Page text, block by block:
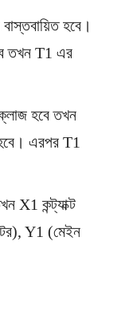
হবে।
তখন T1 এর
হবে তখন
এরপর T1
X1 কন্ট্যাক্ট
Y1 (মেইন